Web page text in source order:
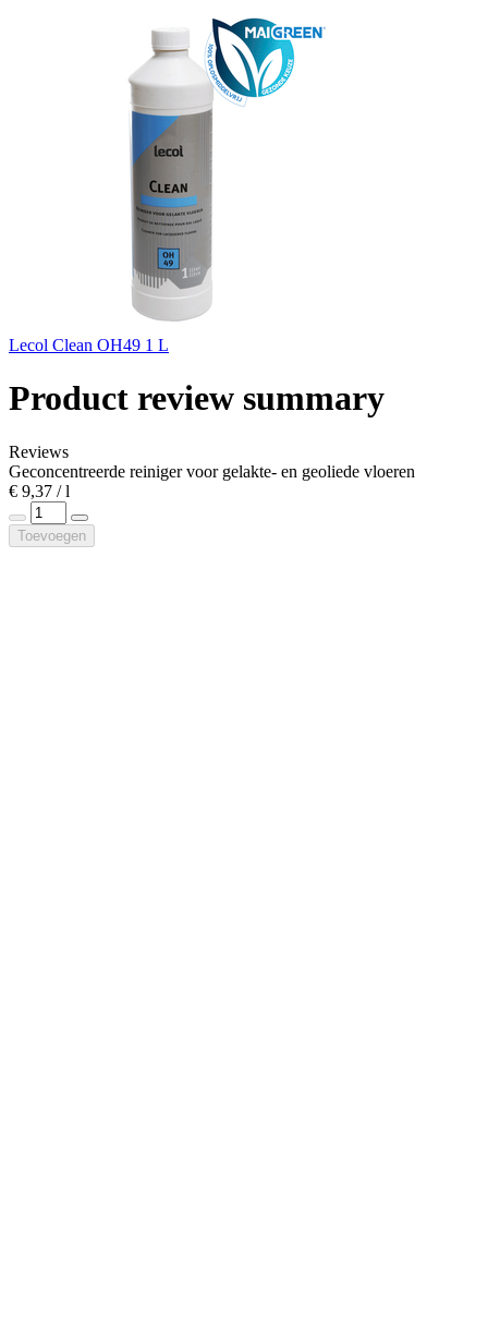
Lecol Clean OH49 1 L
Product review summary
Reviews
Geconcentreerde reiniger voor gelakte- en geoliede vloeren
€ 9,37 / l
Toevoegen